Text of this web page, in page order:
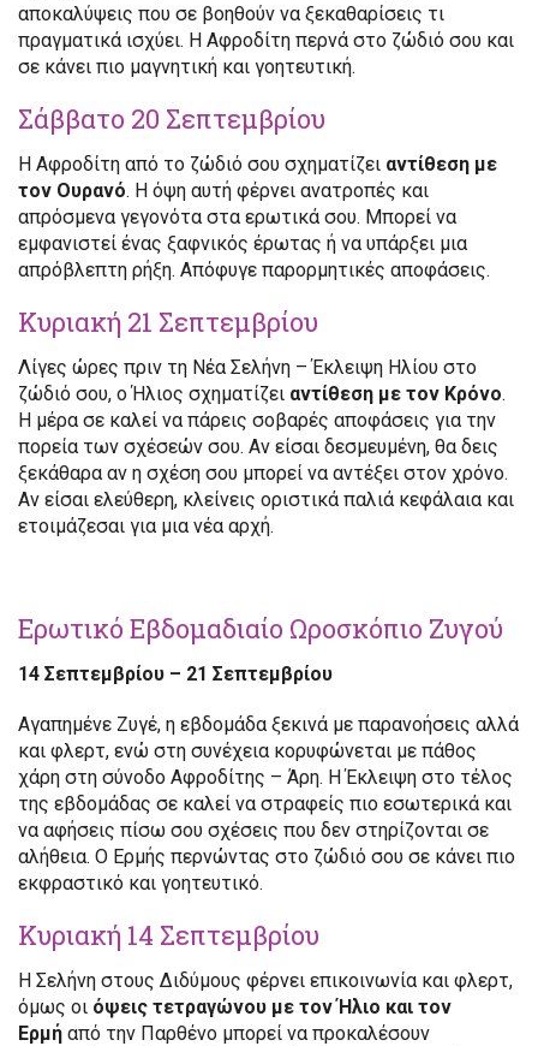
αποκαλύψεις που σε βοηθούν να ξεκαθαρίσεις τι
πραγματικά ισχύει. Η Αφροδίτη περνά στο ζώδιό σου και
σε κάνει πιο μαγνητική και γοητευτική.
Σάββατο 20 Σεπτεμβρίου
Η Αφροδίτη από το ζώδιό σου σχηματίζει αντίθεση με
τον Ουρανό. Η όψη αυτή φέρνει ανατροπές και
απρόσμενα γεγονότα στα ερωτικά σου. Μπορεί να
εμφανιστεί ένας ξαφνικός έρωτας ή να υπάρξει μια
απρόβλεπτη ρήξη. Απόφυγε παρορμητικές αποφάσεις.
Κυριακή 21 Σεπτεμβρίου
Λίγες ώρες πριν τη Νέα Σελήνη – Έκλειψη Ηλίου στο
ζώδιό σου, ο Ήλιος σχηματίζει αντίθεση με τον Κρόνο.
Η μέρα σε καλεί να πάρεις σοβαρές αποφάσεις για την
πορεία των σχέσεών σου. Αν είσαι δεσμευμένη, θα δεις
ξεκάθαρα αν η σχέση σου μπορεί να αντέξει στον χρόνο.
Αν είσαι ελεύθερη, κλείνεις οριστικά παλιά κεφάλαια και
ετοιμάζεσαι για μια νέα αρχή.
Ερωτικό Εβδομαδιαίο Ωροσκόπιο Ζυγού
14 Σεπτεμβρίου – 21 Σεπτεμβρίου
Αγαπημένε Ζυγέ, η εβδομάδα ξεκινά με παρανοήσεις αλλά
και φλερτ, ενώ στη συνέχεια κορυφώνεται με πάθος
χάρη στη σύνοδο Αφροδίτης – Άρη. Η Έκλειψη στο τέλος
της εβδομάδας σε καλεί να στραφείς πιο εσωτερικά και
να αφήσεις πίσω σου σχέσεις που δεν στηρίζονται σε
αλήθεια. Ο Ερμής περνώντας στο ζώδιό σου σε κάνει πιο
εκφραστικό και γοητευτικό.
Κυριακή 14 Σεπτεμβρίου
Η Σελήνη στους Διδύμους φέρνει επικοινωνία και φλερτ,
όμως οι όψεις τετραγώνου με τον Ήλιο και τον
Ερμή από την Παρθένο μπορεί να προκαλέσουν